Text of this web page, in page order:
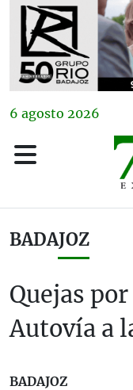
6 agosto 2026
BADAJOZ
Quejas
Autovía a
BADAJOZ